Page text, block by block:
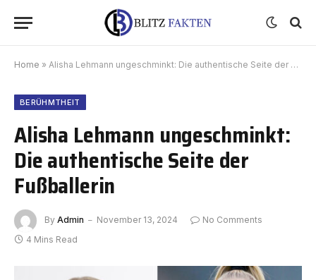
Home » Alisha Lehmann ungeschminkt: Die authentische Seite der Fußballerin
BERÜHMTHEIT
Alisha Lehmann ungeschminkt:
Die authentische Seite der
Fußballerin
By Admin November 13, 2024
No Comments
4 Mins Read